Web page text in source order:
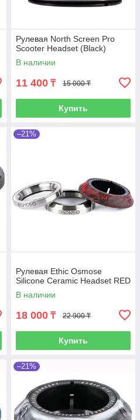
Рулевая North Screen Pro
Scooter Headset (Black)
В наличии
11 400 ₸ 15 000 ₸
Купить
–21%
Рулевая Ethic Osmose
Silicone Ceramic Headset RED
В наличии
18 000 ₸ 22 900 ₸
Купить
–21%